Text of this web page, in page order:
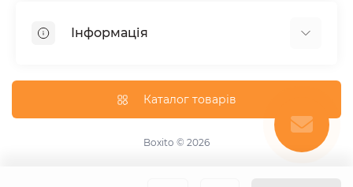
Інформація
Про магазин
Каталог товарів
Boxito © 2026